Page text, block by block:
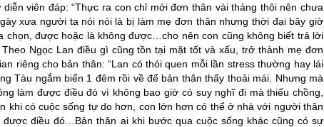
viên đáp: “Thực ra con chỉ mới đơn thân vài tháng thôi nên chưa
xưa người ta nói nói là bị làm mẹ đơn thân nhưng thời đại bây giờ
chọn, được hoặc là không được…cho nên con cũng không biết trả lời
Theo Ngọc Lan điều gì cũng tồn tại mặt tốt và xấu, trở thành mẹ đơn
riêng cho bản thân: “Lan có thói quen mỗi lần stress thường hay lái
Tàu ngắm biển 1 đêm rồi về để bản thân thấy thoải mái. Nhưng mà
làm được điều đó vì không bao giờ có suy nghĩ đi mà thiếu chồng,
khi có cuộc sống tự do hơn, con lớn hơn có thể ở nhà với người thân
điều đó…Bản thân ai khi bước qua cuộc sống khác cũng có sự